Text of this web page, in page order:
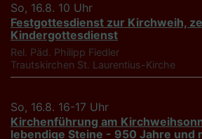
So, 16.8. 10 Uhr
Festgottesdienst zur Kirchweih,
Kindergottesdienst
Rel. Päd. Philipp Fiedler
Trautskirchen St. Laurentius-Kirche
So, 16.8. 16-17 Uhr
Kirchenführung am
lebendige Steine - 950 Jahre und